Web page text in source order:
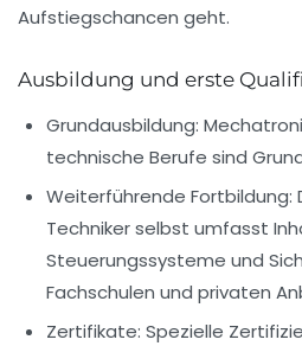
Aufstiegschancen geht.
Ausbildung und erste
Grundausbildung:
technische Berufe sind
Weiterführende Fortbildung:
Techniker selbst umfasst
Steuerungssysteme und
Fachschulen und privaten
Zertifikate: Spezielle